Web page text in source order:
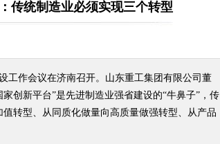
传统制造业必须实现三个转型
工作会议在济南召开。山东重工集团有限公司董
创新平台”是先进制造业强省建设的“牛鼻子”，传
转型、从同质化做量向高质量做强转型、从产品